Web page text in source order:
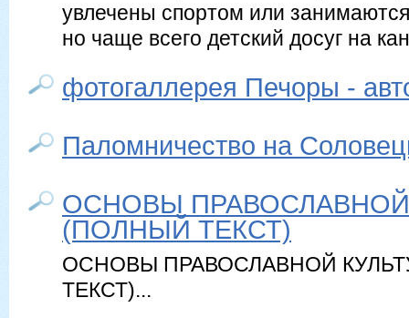
увлечены спортом или
но чаще всего детский досуг на
фотогаллерея Печоры -
Паломничество на
ОСНОВЫ ПРАВОСЛАВНОЙ
(ПОЛНЫЙ ТЕКСТ)
ОСНОВЫ ПРАВОСЛАВНОЙ
ТЕКСТ)...